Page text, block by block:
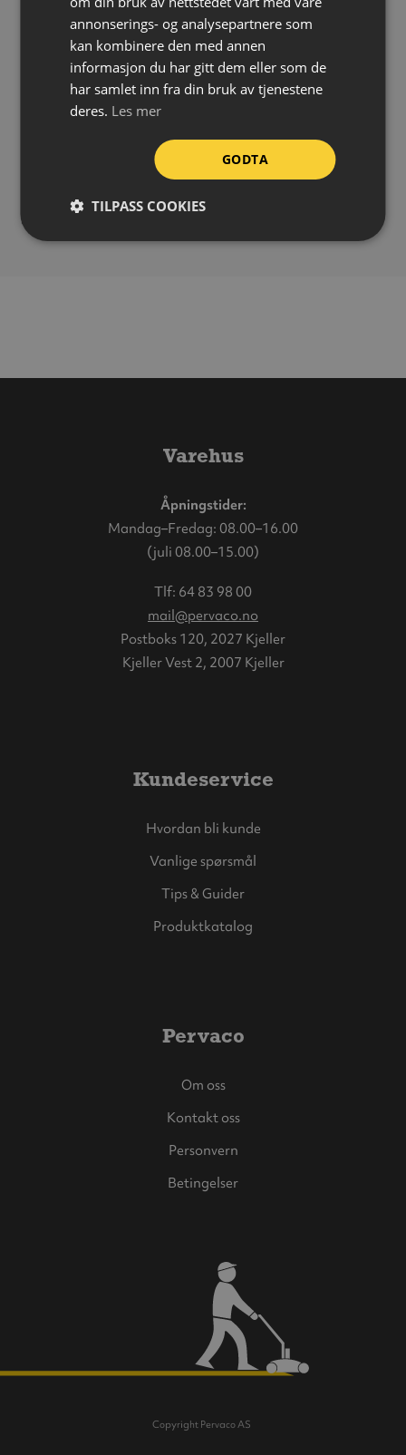
Innhold:Steinmasse og bitumenblanding
Kornstørrelse:2–5 mm
Påføringstemperatur:Over -25 °C
Dekkevne:1 sekk (25 kg) dekker ca. 1 m² i 1 cm tykkelse
Herder over tid, men er bruksklar
umiddelbart etter komprimering
Sikkerhetsdatablad:
Varehus
Åpningstider:
Mandag–Fredag: 08.00–16.00
(juli 08.00–15.00)
Tlf: 64 83 98 00
mail@pervaco.no
Postboks 120, 2027 Kjeller
Kjeller Vest 2, 2007 Kjeller
Kundeservice
Hvordan bli kunde
Vanlige spørsmål
Tips & Guider
Produktkatalog
Pervaco
Om oss
Kontakt oss
Personvern
Betingelser
Copyright Pervaco AS
annonserings- og analysepartnere som
kan kombinere den med annen
informasjon du har gitt dem eller som de
har samlet inn fra din bruk av tjenestene
deres. Les mer
GODTA
TILPASS COOKIES